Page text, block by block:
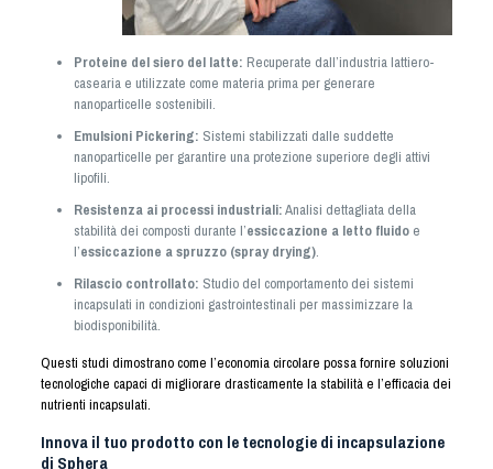
Proteine del siero del latte: Recuperate dall’industria lattiero-
casearia e utilizzate come materia prima per generare
nanoparticelle sostenibili.
Emulsioni Pickering: Sistemi stabilizzati dalle suddette
nanoparticelle per garantire una protezione superiore degli attivi
lipofili.
Resistenza ai processi industriali:Analisi dettagliata della
stabilità dei composti durante l’essiccazione a letto fluidoe
l’essiccazione a spruzzo (spray drying).
Rilascio controllato: Studio del comportamento dei sistemi
incapsulati in condizioni gastrointestinali per massimizzare la
biodisponibilità.
Questi studi dimostrano come l’economia circolare possa fornire soluzioni
tecnologiche capaci di migliorare drasticamente la stabilità e l’efficacia dei
nutrienti incapsulati.
Innova il tuo prodotto con le tecnologie di incapsulazione
di Sphera